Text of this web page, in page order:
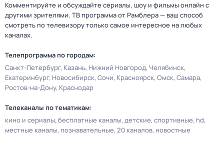
Комментируйте и обсуждайте сериалы, шоу и фильмы онлайн с
другими зрителями. ТВ программа от Рамблера — ваш способ
смотреть по телевизору только самое интересное на любых
каналах.
Телепрограмма по городам:
Санкт-Петербург Казань Нижний Новгород Челябинск
Екатеринбург Новосибирск Сочи Красноярск Омск Самара
Ростов-на-Дону Краснодар
Телеканалы по тематикам:
кино и сериалы бесплатные каналы детские спортивные hd
местные каналы познавательные 20 каналов новостные